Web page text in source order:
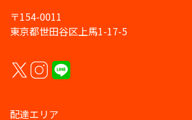
〒154-0011
東京都世田谷区上馬1-17-5
配達エリア